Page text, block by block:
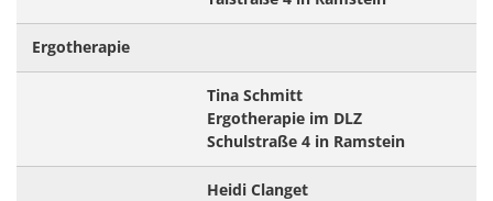
Ergotherapie
Tina Schmitt
Ergotherapie im DLZ
Schulstraße 4 in Ramstein
Heidi Clanget